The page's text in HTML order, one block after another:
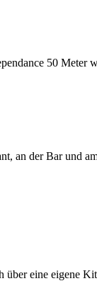
50 Meter
an der Bar und
über eine eigene